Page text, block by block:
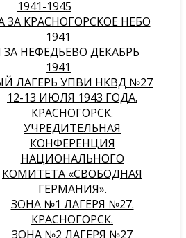
1941-1945
ЗА КРАСНОГОРСКОЕ НЕБО
1941
НЕФЕДЬЕВО ДЕКАБРЬ
1941
ЛАГЕРЬ УПВИ НКВД №27
12-13 ИЮЛЯ 1943 ГОДА.
КРАСНОГОРСК.
УЧРЕДИТЕЛЬНАЯ
КОНФЕРЕНЦИЯ
НАЦИОНАЛЬНОГО
КОМИТЕТА «СВОБОДНАЯ
ГЕРМАНИЯ».
ЗОНА №1 ЛАГЕРЯ №27.
КРАСНОГОРСК.
ЗОНА №2 ЛАГЕРЯ №27